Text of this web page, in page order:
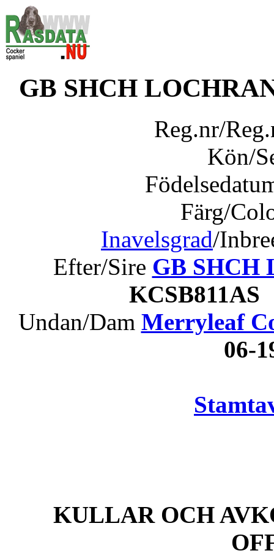
GB SHCH
Reg.nr/
Kön/
Färg/
Inavelsgrad/
Efter/Sire GB SHCH
Undan/Dam Merryleaf
06-
KULLAR OCH